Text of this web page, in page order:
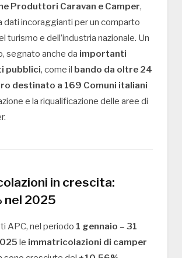
Produttori Caravan e Camper,
dati incoraggianti per un comparto
turismo e dell’industria nazionale. Un
segnato anche da importanti
pubblici, come il bando da oltre 24
destinato a 169 Comuni italiani
e la riqualificazione delle aree di
in crescita:
nel 2025
APC, nel periodo 1 gennaio – 31
le immatricolazioni di camper